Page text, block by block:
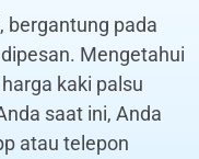
bergantung pada
Mengetahui
kaki palsu
saat ini, Anda
atau telepon